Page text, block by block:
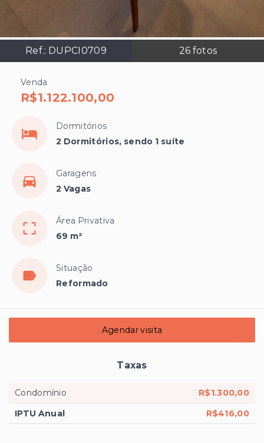
Ref.: DUPCI0709 26 fotos
Venda
R$1.122.100,00
Dormitórios
2 Dormitórios, sendo 1 suíte
Garagens
2 Vagas
Área Privativa
69 m²
Situação
Reformado
Agendar visita
Taxas
Condomínio
R$1.300,00
IPTU Anual
R$416,00